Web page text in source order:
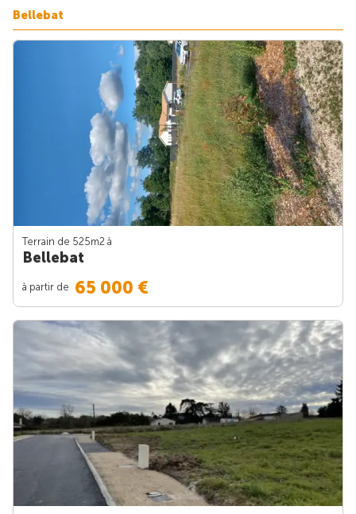
Bellebat
Terrain de 525m2 à
Bellebat
à partir de 65 000 €